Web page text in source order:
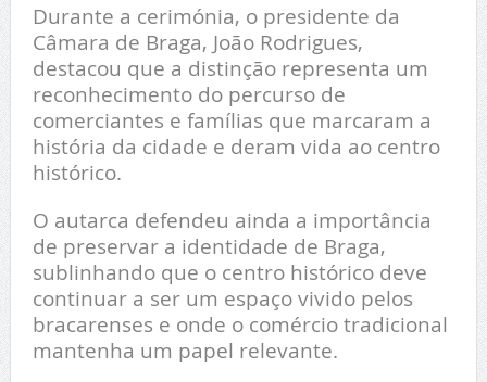
Durante a cerimónia, o presidente da
Câmara de Braga, João Rodrigues,
destacou que a distinção representa um
reconhecimento do percurso de
comerciantes e famílias que marcaram a
história da cidade e deram vida ao centro
histórico.
O autarca defendeu ainda a importância
de preservar a identidade de Braga,
sublinhando que o centro histórico deve
continuar a ser um espaço vivido pelos
bracarenses e onde o comércio tradicional
mantenha um papel relevante.